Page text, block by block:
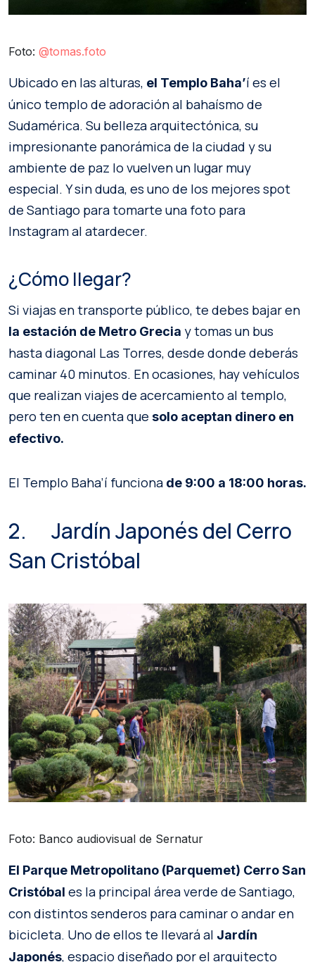
Foto: @tomas.foto
Ubicado en las alturas, el Templo Baha’í es el
único templo de adoración al bahaísmo de
Sudamérica. Su belleza arquitectónica, su
impresionante panorámica de la ciudad y su
ambiente de paz lo vuelven un lugar muy
especial. Y sin duda, es uno de los mejores spot
de Santiago para tomarte una foto para
Instagram al atardecer.
¿Cómo llegar?
Si viajas en transporte público, te debes bajar en
la estación de Metro Grecia y tomas un bus
hasta diagonal Las Torres, desde donde deberás
caminar 40 minutos. En ocasiones, hay vehículos
que realizan viajes de acercamiento al templo,
pero ten en cuenta que solo aceptan dinero en
efectivo.
El Templo Baha’í funciona de 9:00 a 18:00 horas.
2. Jardín Japonés del Cerro
San Cristóbal
Foto: Banco audiovisual de Sernatur
El Parque Metropolitano (Parquemet) Cerro San
Cristóbal es la principal área verde de Santiago,
con distintos senderos para caminar o andar en
bicicleta. Uno de ellos te llevará al Jardín
Japonés, espacio diseñado por el arquitecto